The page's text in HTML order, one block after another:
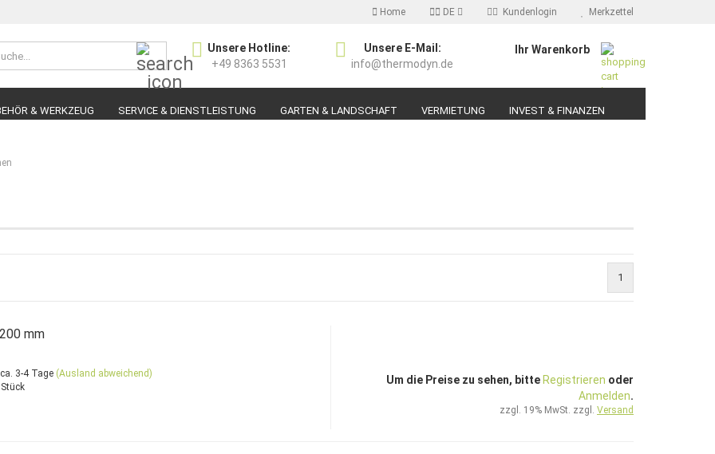
Home DE
Sprache auswählen
Kundenlogin
Konto erstellen
Passwort vergessen?
Merkzettel
Suche...
Unsere Hotline:
+49 8363 5531
Unsere E-Mail:
info@thermodyn.de
Ihr Warenkorb
& WERKZEUG SERVICE & DIENSTLEISTUNG GARTEN & LANDSCHAFT VERMIETUNG INVEST & FINANZEN
1
mm
ca. 3-4 Tage (Ausland abweichend)
Um die Preise zu sehen, bitte Registrieren oder
Anmelden.
zzgl. 19% MwSt. zzgl. Versand